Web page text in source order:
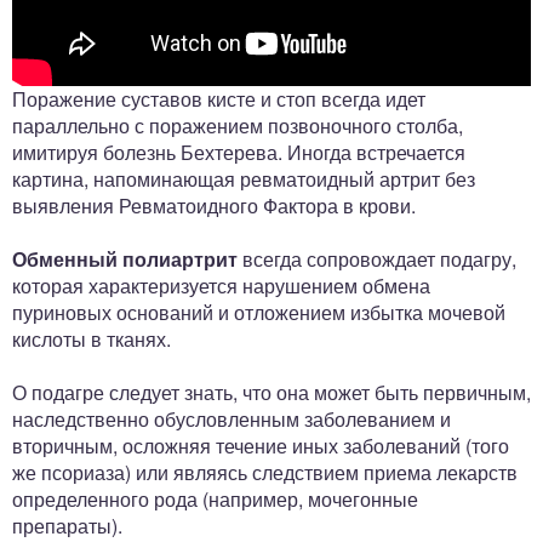
Поражение суставов кисте и стоп всегда идет
параллельно с поражением позвоночного столба,
имитируя болезнь Бехтерева. Иногда встречается
картина, напоминающая ревматоидный артрит без
выявления Ревматоидного Фактора в крови.
Обменный полиартрит всегда сопровождает подагру,
которая характеризуется нарушением обмена
пуриновых оснований и отложением избытка мочевой
кислоты в тканях.
О подагре следует знать, что она может быть первичным,
наследственно обусловленным заболеванием и
вторичным, осложняя течение иных заболеваний (того
же псориаза) или являясь следствием приема лекарств
определенного рода (например, мочегонные
препараты).